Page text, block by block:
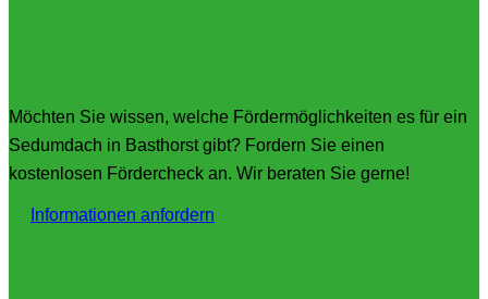
Möchten Sie wissen, welche Fördermöglichkeiten es für ein
Sedumdach in Basthorst gibt? Fordern Sie einen
kostenlosen Fördercheck an. Wir beraten Sie gerne!
Informationen anfordern